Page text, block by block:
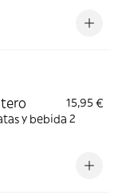
15,95 €
y bebida 2